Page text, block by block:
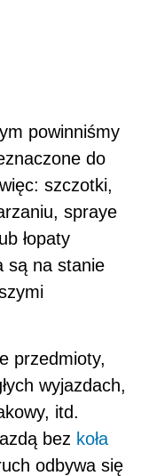
powinniśmy
do
szczotki,
spraye
łopaty
są na stanie
przedmioty,
wyjazdach,
itd.
bez koła
odbywa się